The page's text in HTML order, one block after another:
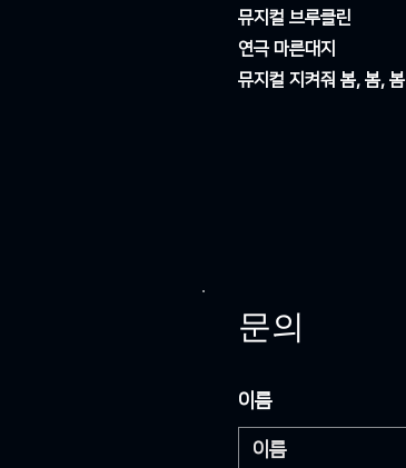
뮤지컬 브루클린
연극 마른대지
​뮤지컬 지켜줘 봄, 봄, 봄
문의
이름